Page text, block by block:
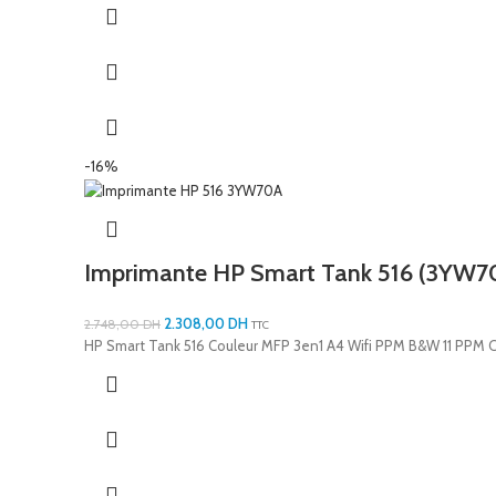
-16%
Imprimante HP Smart Tank 516
2.748,00DH 2.308,00DH TTC
HP Smart Tank 516 Couleur MFP 3en1 A4 Wifi PPM B&W 11 PPM